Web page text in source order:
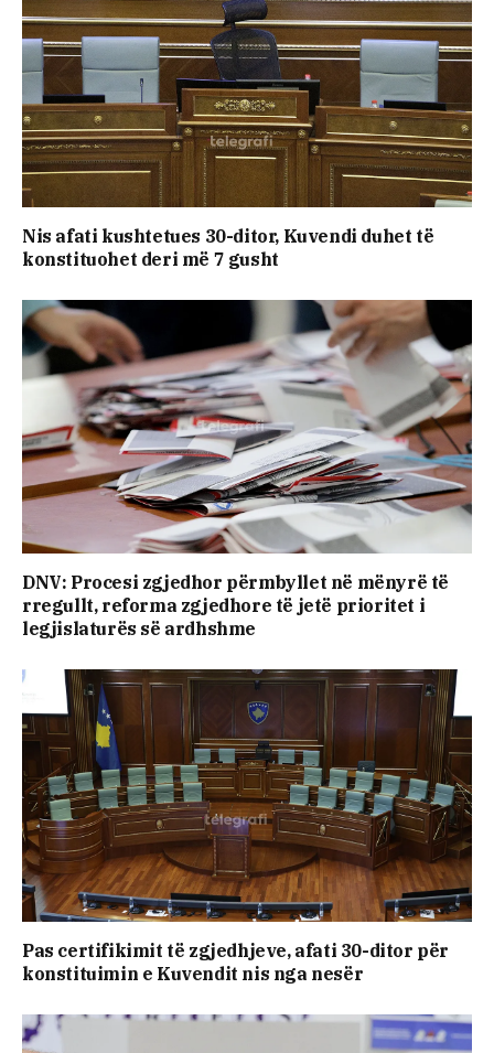
Nis afati kushtetues 30-ditor, Kuvendi duhet të
konstituohet deri më 7 gusht
DNV: Procesi zgjedhor përmbyllet në mënyrë të
rregullt, reforma zgjedhore të jetë prioritet i
legjislaturës së ardhshme
Pas certifikimit të zgjedhjeve, afati 30-ditor për
konstituimin e Kuvendit nis nga nesër